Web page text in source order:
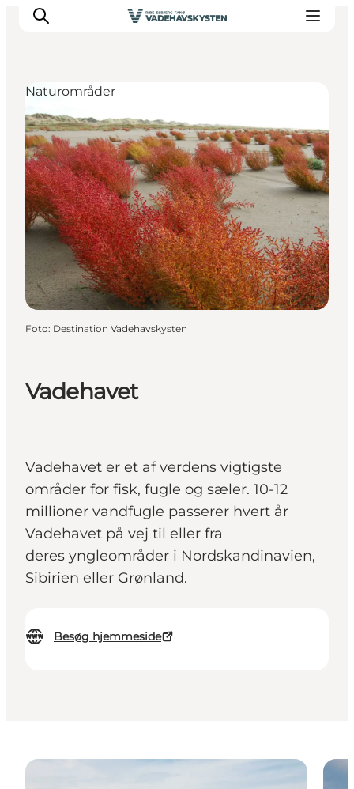
Oplev Ribe
Oplev Esbjerg
Oplev Fanø
Oplev Mandø
Oplev Vadehavet
Det Sker
Vadehavet
Vadehavet er et af verdens vigtigste
områder for fisk, fugle og sæler. 10-12
millioner vandfugle passerer hvert år
Vadehavet på vej til eller fra
deres yngleområder i Nordskandinavien,
Sibirien eller Grønland.
Besøg hjemmeside
Naturområder
Foto: Destination Vadehavskysten